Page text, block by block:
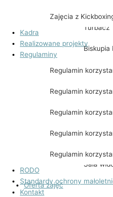
Zajęcia z
Kadra
Realizowane projekty
Regulaminy
Regulamin
Regulamin
Regulamin
Regulamin
Regulamin
RODO
Standardy ochrony
Kontakt
Turbacz
Biskupia
Sala
Oferta zajęć